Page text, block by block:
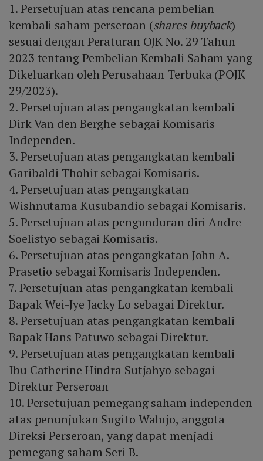
1. Persetujuan atas rencana pembelian
kembali saham perseroan (shares buyback)
sesuai dengan Peraturan OJK No. 29 Tahun
2023 tentang Pembelian Kembali Saham yang
Dikeluarkan oleh Perusahaan Terbuka (POJK
29/2023).
2. Persetujuan atas pengangkatan kembali
Dirk Van den Berghe sebagai Komisaris
Independen.
3. Persetujuan atas pengangkatan kembali
Garibaldi Thohir sebagai Komisaris.
4. Persetujuan atas pengangkatan
Wishnutama Kusubandio sebagai Komisaris.
5. Persetujuan atas pengunduran diri Andre
Soelistyo sebagai Komisaris.
6. Persetujuan atas pengangkatan John A.
Prasetio sebagai Komisaris Independen.
7. Persetujuan atas pengangkatan kembali
Bapak Wei-Jye Jacky Lo sebagai Direktur.
8. Persetujuan atas pengangkatan kembali
Bapak Hans Patuwo sebagai Direktur.
9. Persetujuan atas pengangkatan kembali
Ibu Catherine Hindra Sutjahyo sebagai
Direktur Perseroan
10. Persetujuan pemegang saham independen
atas penunjukan Sugito Walujo, anggota
Direksi Perseroan, yang dapat menjadi
pemegang saham Seri B.